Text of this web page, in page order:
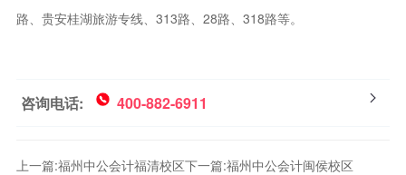
路、贵安桂湖旅游专线、313路、28路、318路等。
咨询电话: 400-882-6911
上一篇:福州中公会计福清校区下一篇:福州中公会计闽侯校区